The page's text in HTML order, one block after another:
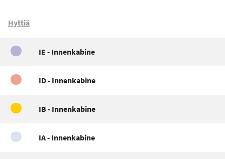
Hyttiä
IE - Innenkabine
ID - Innenkabine
IB - Innenkabine
IA - Innenkabine